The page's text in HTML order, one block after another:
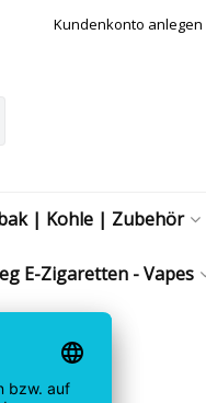
Kundenkonto anlegen
| Kohle | Zubehör
E-Zigaretten - Vapes